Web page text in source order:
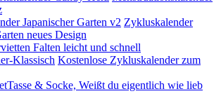
Zykluskalender
neues Design
Falten leicht und schnell
Kostenlose Zykluskalender zum